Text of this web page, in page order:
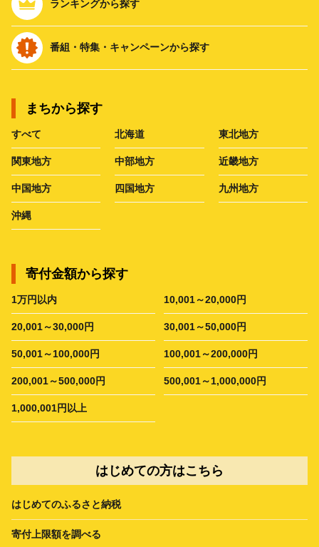
ランキングから探す
番組・特集・キャンペーンから探す
まちから探す
すべて 北海道 東北地方
関東地方 中部地方 近畿地方
中国地方 四国地方 九州地方
沖縄
寄付金額から探す
1万円以内 10,001～20,000円
20,001～30,000円 30,001～50,000円
50,001～100,000円 100,001～200,000円
200,001～500,000円 500,001～1,000,000円
1,000,001円以上
はじめての方はこちら
はじめてのふるさと納税
寄付上限額を調べる